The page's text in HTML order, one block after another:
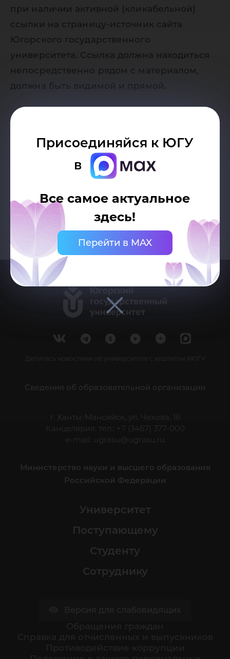
Присоединяйся к ЮГУ
в
Все самое актуальное
здесь!
Перейти в MAX
при наличии активной (кликабельной)
ссылки на страницу-источник сайта
Югорского государственного
университета. Ссылка должна находиться
непосредственно рядом с материалом,
должна быть видимой и прямой.
Делитесь новостями об университете с хештегом #ЮГУ
Сведения об образовательной организации
г. Ханты-Мансийск, ул. Чехова, 16
Канцелярия: тел.: +7 (3467) 377-000
e-mail:
ugrasu@ugrasu.ru
Министерство науки и высшего образования
Российской Федерации
Университет
Поступающему
Студенту
Сотруднику